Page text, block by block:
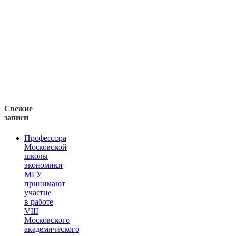
Свежие
записи
Профессора
Московской
школы
экономики
МГУ
принимают
участие
в работе
VIII
Московского
академического